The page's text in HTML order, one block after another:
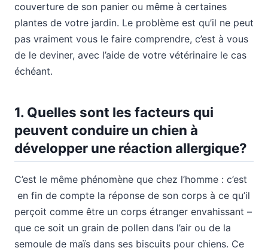
couverture de son panier ou même à certaines
plantes de votre jardin. Le problème est qu’il ne peut
pas vraiment vous le faire comprendre, c’est à vous
de le deviner, avec l’aide de votre vétérinaire le cas
échéant.
1. Quelles sont les facteurs qui
peuvent conduire un chien à
développer une réaction allergique?
C’est le même phénomène que chez l’homme : c’est
en fin de compte la réponse de son corps à ce qu’il
perçoit comme être un corps étranger envahissant –
que ce soit un grain de pollen dans l’air ou de la
semoule de maïs dans ses biscuits pour chiens. Ce